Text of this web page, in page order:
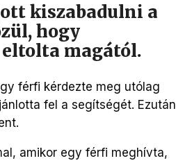
kiszabadulni a
hogy
magától.
férfi kérdezte meg utólag
fel a segítségét. Ezután
amikor egy férfi meghívta,